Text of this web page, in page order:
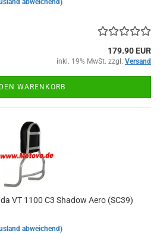
abweichend)
179.90 EUR
inkl. 19% MwSt. zzgl. Versand
WARENKORB
VT 1100 C3 Shadow Aero (SC39)
abweichend)